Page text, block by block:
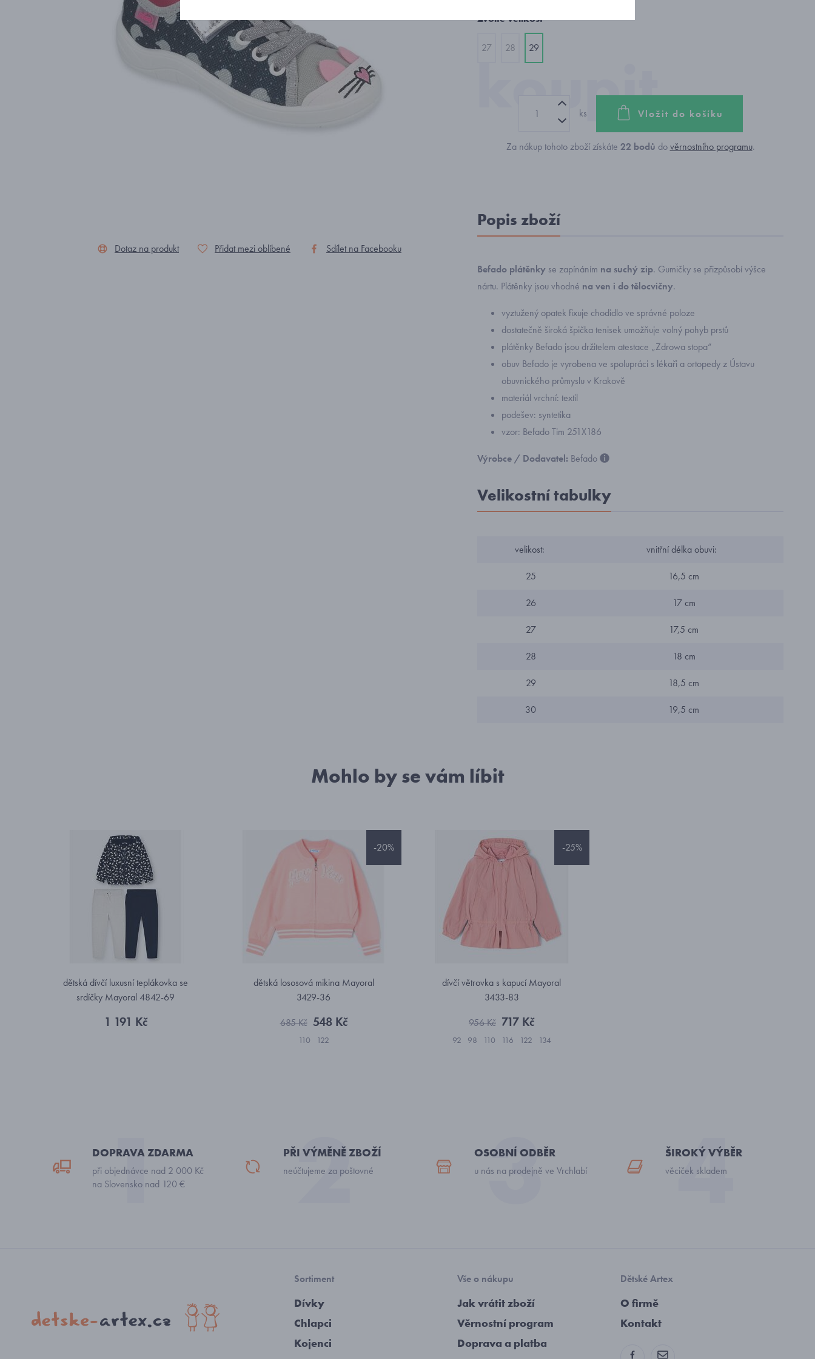
Dotaz na produkt Přidat mezi oblíbené Sdílet na Facebooku
Zvolte velikost
27 28 29
ks Vložit do košíku
Za nákup tohoto zboží získáte 22 bodů dověrnostního programu.
Popis zboží
Befado plátěnky se zapínáním na suchý zip. Gumičky se přizpůsobí výšce
nártu. Plátěnky jsou vhodné na ven i do tělocvičny.
vyztužený opatek fixuje chodidlo ve správné poloze
dostatečně široká špička tenisek umožňuje volný pohyb prstů
plátěnky Befado jsou držitelem atestace „Zdrowa stopa“
obuv Befado je vyrobena ve spolupráci s lékaři a ortopedy z Ústavu
obuvnického průmyslu v Krakově
materiál vrchní: textil
podešev: syntetika
vzor: Befado Tim 251X186
Výrobce / Dodavatel: Befado
Velikostní tabulky
velikost: vnitřní délka obuvi:
25 16,5 cm
26 17 cm
27 17,5 cm
28 18 cm
29 18,5 cm
30 19,5 cm
Mohlo by se vám líbit
dětská dívčí luxusní teplákovka se
srdíčky Mayoral 4842-69
1 191 Kč
-20%
dětská lososová mikina Mayoral
3429-36
685 Kč 548 Kč
110 122
-25%
dívčí větrovka s kapucí Mayoral
3433-83
956 Kč 717 Kč
92 98 110 116 122 134
DOPRAVA ZDARMA
při objednávce nad 2 000 Kč
na Slovensko nad 120 €
PŘI VÝMĚNĚ ZBOŽÍ
neúčtujeme za poštovné
OSOBNÍ ODBĚR
u nás na prodejně ve Vrchlabí
ŠIROKÝ VÝBĚR
věciček skladem
Sortiment
Dívky
Chlapci
Kojenci
Vše o nákupu
Jak vrátit zboží
Věrnostní program
Doprava a platba
Dětské Artex
O firmě
Kontakt